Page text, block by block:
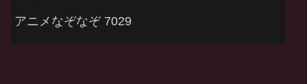
アニメなぞなぞ 7029